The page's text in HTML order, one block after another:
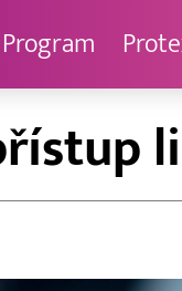
Program